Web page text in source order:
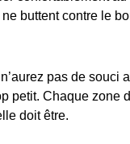
buttent contre le
pas de souci
petit. Chaque zone
doit être.